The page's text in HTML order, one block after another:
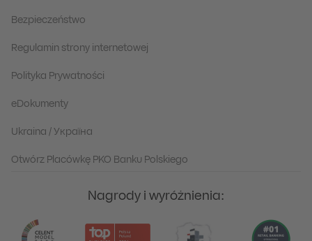
Bezpieczeństwo
Regulamin strony internetowej
Polityka Prywatności
eDokumenty
Ukraina / Україна
Otwórz Placówkę PKO Banku Polskiego
Nagrody i wyróżnienia: